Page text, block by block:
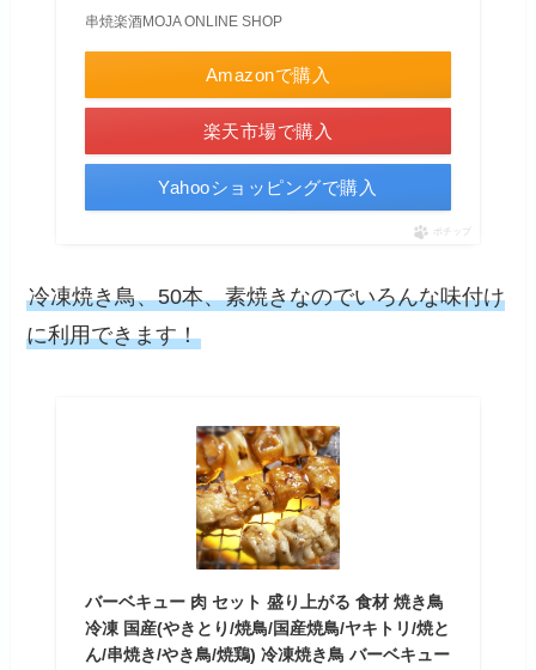
串焼楽酒MOJA ONLINE SHOP
Amazonで購入
楽天市場で購入
Yahooショッピングで購入
ポチップ
冷凍焼き鳥、50本、素焼きなのでいろんな味付け
に利用できます！
バーベキュー 肉 セット 盛り上がる 食材 焼き鳥
冷凍 国産(やきとり/焼鳥/国産焼鳥/ヤキトリ/焼と
ん/串焼き/やき鳥/焼鶏) 冷凍焼き鳥 バーベキュー